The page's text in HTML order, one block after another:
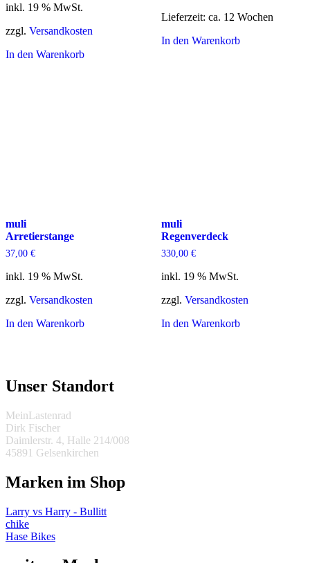
inkl. 19 % MwSt.
zzgl. Versandkosten
In den Warenkorb
Lieferzeit: ca. 12 Wochen
In den Warenkorb
muli
Arretierstange
37,00 €
inkl. 19 % MwSt.
zzgl. Versandkosten
In den Warenkorb
muli
Regenverdeck
330,00 €
inkl. 19 % MwSt.
zzgl. Versandkosten
In den Warenkorb
Unser Standort
MeinLastenrad
Dirk Fischer
Daimlerstr. 4, Halle 214/008
45891 Gelsenkirchen
Marken im Shop
Larry vs Harry - Bullitt
chike
Hase Bikes